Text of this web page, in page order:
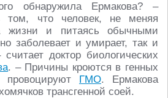
обнаружила Ермакова? –
том, что человек, не меняя
жизни и питаясь обычными
заболевает и умирает, так и
доктор биологических
. – Причины кроются в генных
провоцируют ГМО. Ермакова
трансгенной соей.